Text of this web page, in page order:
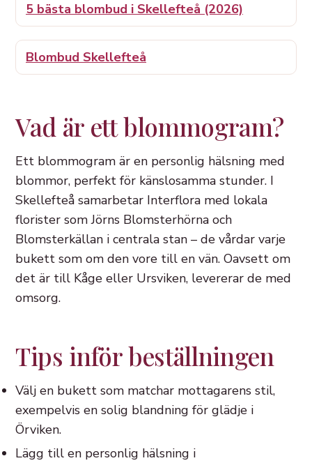
5 bästa blombud i Skellefteå (2026)
Blombud Skellefteå
Vad är ett blommogram?
Ett blommogram är en personlig hälsning med
blommor, perfekt för känslosamma stunder. I
Skellefteå samarbetar Interflora med lokala
florister som Jörns Blomsterhörna och
Blomsterkällan i centrala stan – de vårdar varje
bukett som om den vore till en vän. Oavsett om
det är till Kåge eller Ursviken, levererar de med
omsorg.
Tips inför beställningen
Välj en bukett som matchar mottagarens stil,
exempelvis en solig blandning för glädje i
Örviken.
Lägg till en personlig hälsning i